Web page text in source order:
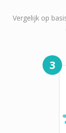
Vergelijk op
3